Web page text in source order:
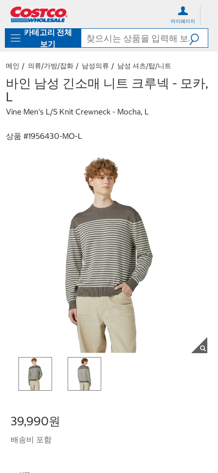
로
기
가
마이페이지
카테고리 전체
보기
메인 의류/가방/잡화 남성의류 남성 셔츠/탑/니트
바인 남성 긴소매 니트 크루넥 - 모카,
L
Vine Men's L/S Knit Crewneck - Mocha, L
상품 #1956430-MO-L
39,990원
배송비 포함